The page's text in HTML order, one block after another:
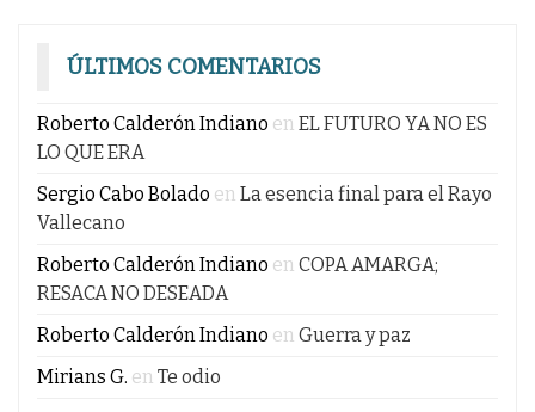
ÚLTIMOS COMENTARIOS
Roberto Calderón Indiano en EL FUTURO YA NO ES
LO QUE ERA
Sergio Cabo Bolado en La esencia final para el Rayo
Vallecano
Roberto Calderón Indiano en COPA AMARGA;
RESACA NO DESEADA
Roberto Calderón Indiano en Guerra y paz
Mirians G. en Te odio